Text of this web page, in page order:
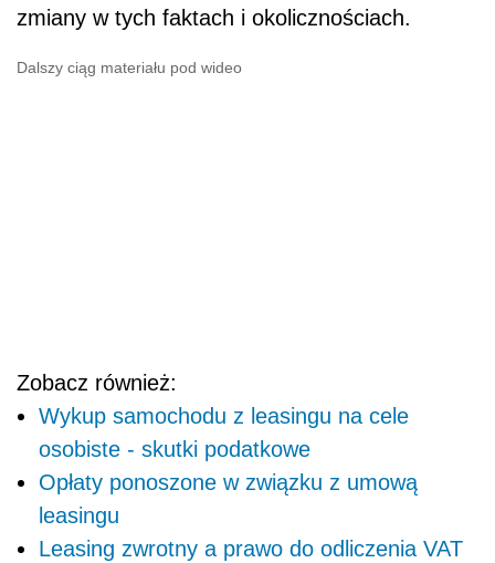
zmiany w tych faktach i okolicznościach.
Dalszy ciąg materiału pod wideo
Zobacz również:
Wykup samochodu z leasingu na cele
osobiste - skutki podatkowe
Opłaty ponoszone w związku z umową
leasingu
Leasing zwrotny a prawo do odliczenia VAT